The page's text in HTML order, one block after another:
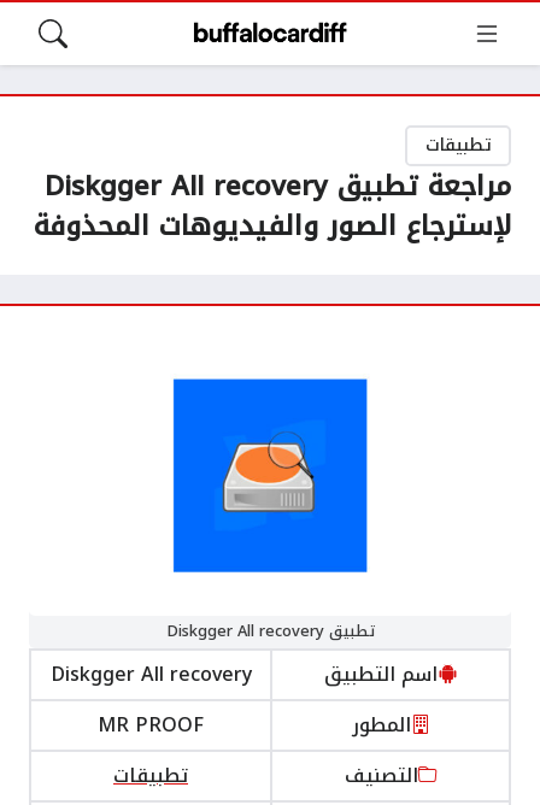
تطبيقات
مراجعة تطبيق Diskgger All recovery
لإسترجاع الصور والفيديوهات المحذوفة
تطبيق Diskgger All recovery
اسم التطبيق
Diskgger All recovery
المطور
MR PROOF‏
التصنيف
تطبيقات